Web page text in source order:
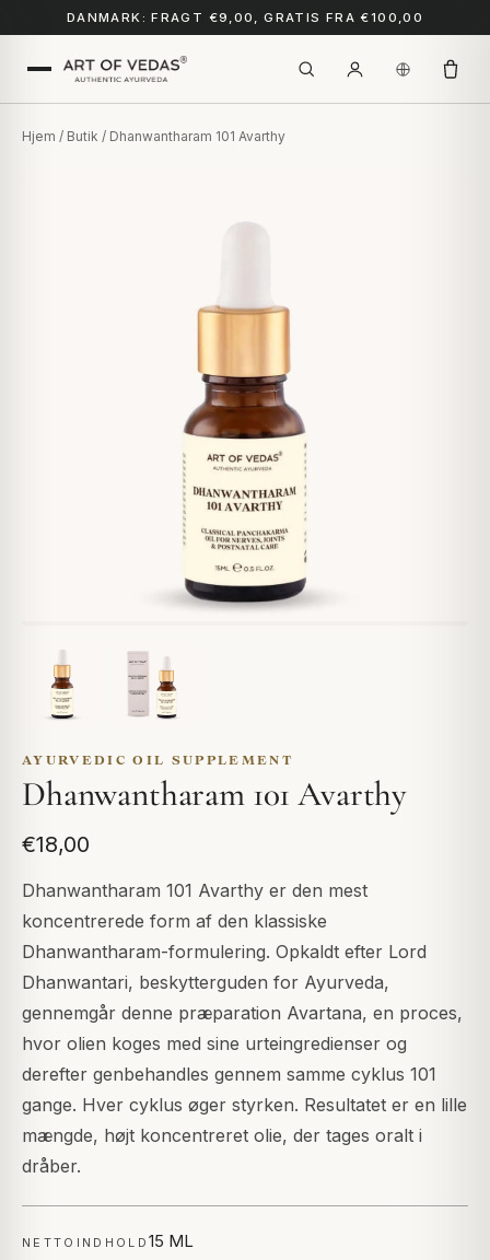
DANMARK: FRAGT €9,00, GRATIS FRA €100,00
Hjem / Butik / Dhanwantharam 101 Avarthy
AYURVEDIC OIL SUPPLEMENT
Dhanwantharam 101 Avarthy
€18,00
Dhanwantharam 101 Avarthy er den mest
koncentrerede form af den klassiske
Dhanwantharam-formulering. Opkaldt efter Lord
Dhanwantari, beskytterguden for Ayurveda,
gennemgår denne præparation Avartana, en proces,
hvor olien koges med sine urteingredienser og
derefter genbehandles gennem samme cyklus 101
gange. Hver cyklus øger styrken. Resultatet er en lille
mængde, højt koncentreret olie, der tages oralt i
dråber.
NETTOINDHOLD 15 ML